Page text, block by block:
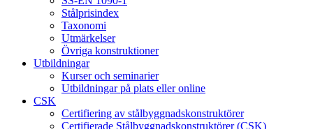
Stålprisindex
Taxonomi
Utmärkelser
Övriga konstruktioner
Utbildningar
Kurser och seminarier
Utbildningar på plats eller online
CSK
Certifiering av stålbyggnadskonstruktörer
Certifierade Stålbyggnadskonstruktörer (CSK)